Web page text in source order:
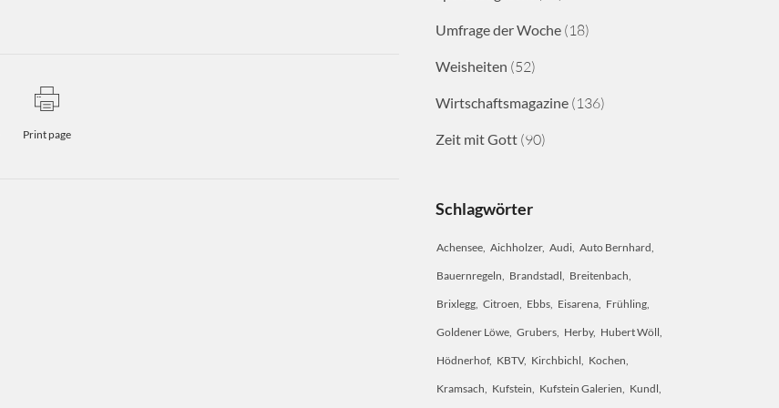
Print page
Umfrage der Woche (18)
Weisheiten (52)
Wirtschaftsmagazine (136)
Zeit mit Gott (90)
Schlagwörter
Achensee Aichholzer Audi Auto Bernhard
Bauernregeln Brandstadl Breitenbach
Brixlegg Citroen Ebbs Eisarena Frühling
Goldener Löwe Grubers Herby Hubert Wöll
Hödnerhof KBTV Kirchbichl Kochen
Kramsach Kufstein Kufstein Galerien Kundl